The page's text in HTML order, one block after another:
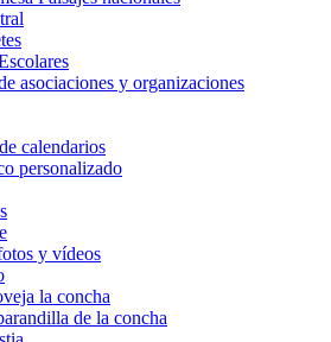
asociaciones y organizaciones
calendarios
personalizado
y vídeos
la concha
de la concha